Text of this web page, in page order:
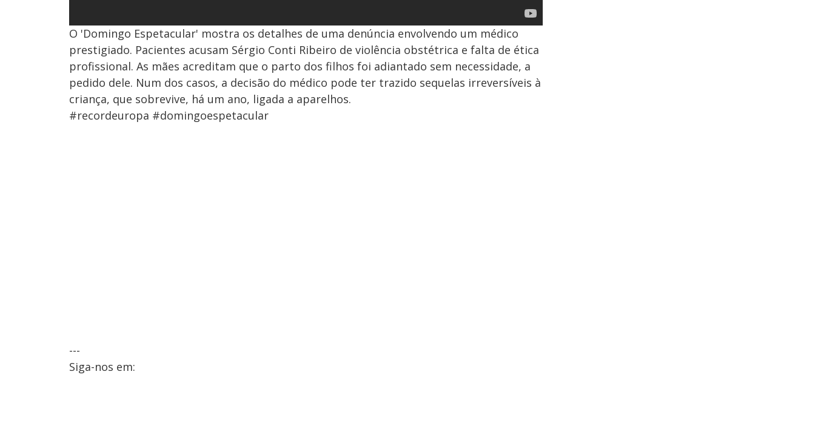
O 'Domingo Espetacular' mostra os detalhes de uma denúncia envolvendo um médico
prestigiado. Pacientes acusam Sérgio Conti Ribeiro de violência obstétrica e falta de ética
profissional. As mães acreditam que o parto dos filhos foi adiantado sem necessidade, a
pedido dele. Num dos casos, a decisão do médico pode ter trazido sequelas irreversíveis à
criança, que sobrevive, há um ano, ligada a aparelhos.
#recordeuropa #domingoespetacular
---
Siga-nos em: